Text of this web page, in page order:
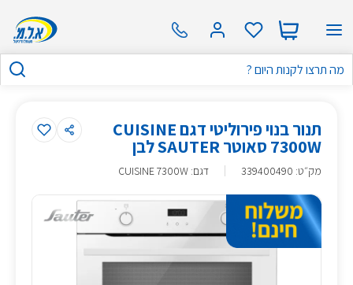
תנור בנוי פירוליטי דגם CUISINE
7300W סאוטר SAUTER לבן
מק״ט:
339400490 דגם: CUISINE 7300W